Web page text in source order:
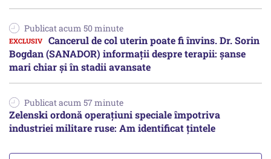
Publicat acum 50 minute
Cancerul de col uterin poate fi învins. Dr. Sorin
Bogdan (SANADOR) informații despre terapii: șanse
mari chiar și în stadii avansate
Publicat acum 57 minute
Zelenski ordonă operațiuni speciale împotriva
industriei militare ruse: Am identificat țintele